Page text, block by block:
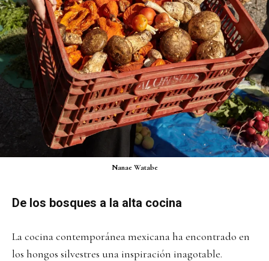
Nanae Watabe
De los bosques a la alta cocina
La cocina contemporánea mexicana ha encontrado en
los hongos silvestres una inspiración inagotable.